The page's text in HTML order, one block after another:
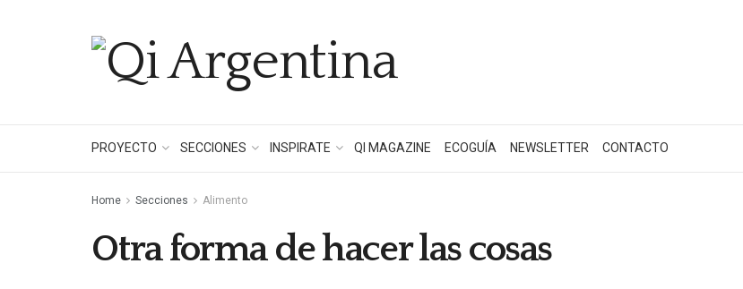
PROYECTO SECCIONES INSPIRATE QI MAGAZINE ECOGUÍA NEWSLETTER CONTACTO
Home Secciones Alimento
Otra forma de hacer las cosas